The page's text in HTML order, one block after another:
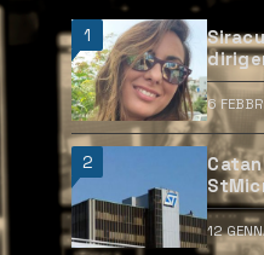
1
6
2
12